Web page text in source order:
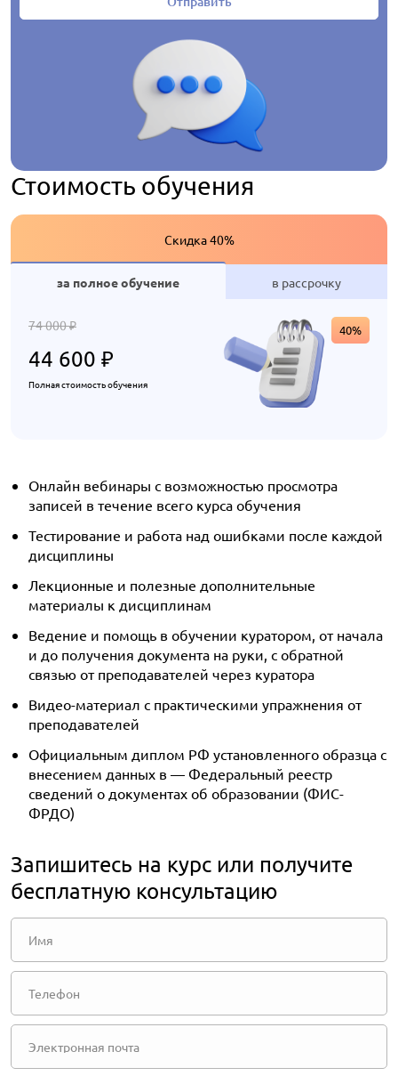
Стоимость обучения
Скидка 40%
за полное обучение в рассрочку
74 000₽
44 600 ₽
Полная стоимость обучения
40%
Онлайн вебинары с возможностью просмотра
записей в течение всего курса обучения
Тестирование и работа над ошибками после каждой
дисциплины
Лекционные и полезные дополнительные
материалы к дисциплинам
Ведение и помощь в обучении куратором, от начала
и до получения документа на руки, с обратной
связью от преподавателей через куратора
Видео-материал с практическими упражнения от
преподавателей
Официальным диплом РФ установленного образца с
внесением данных в — Федеральный реестр
сведений о документах об образовании (ФИС-
ФРДО)
Запишитесь на курс или получите
бесплатную консультацию